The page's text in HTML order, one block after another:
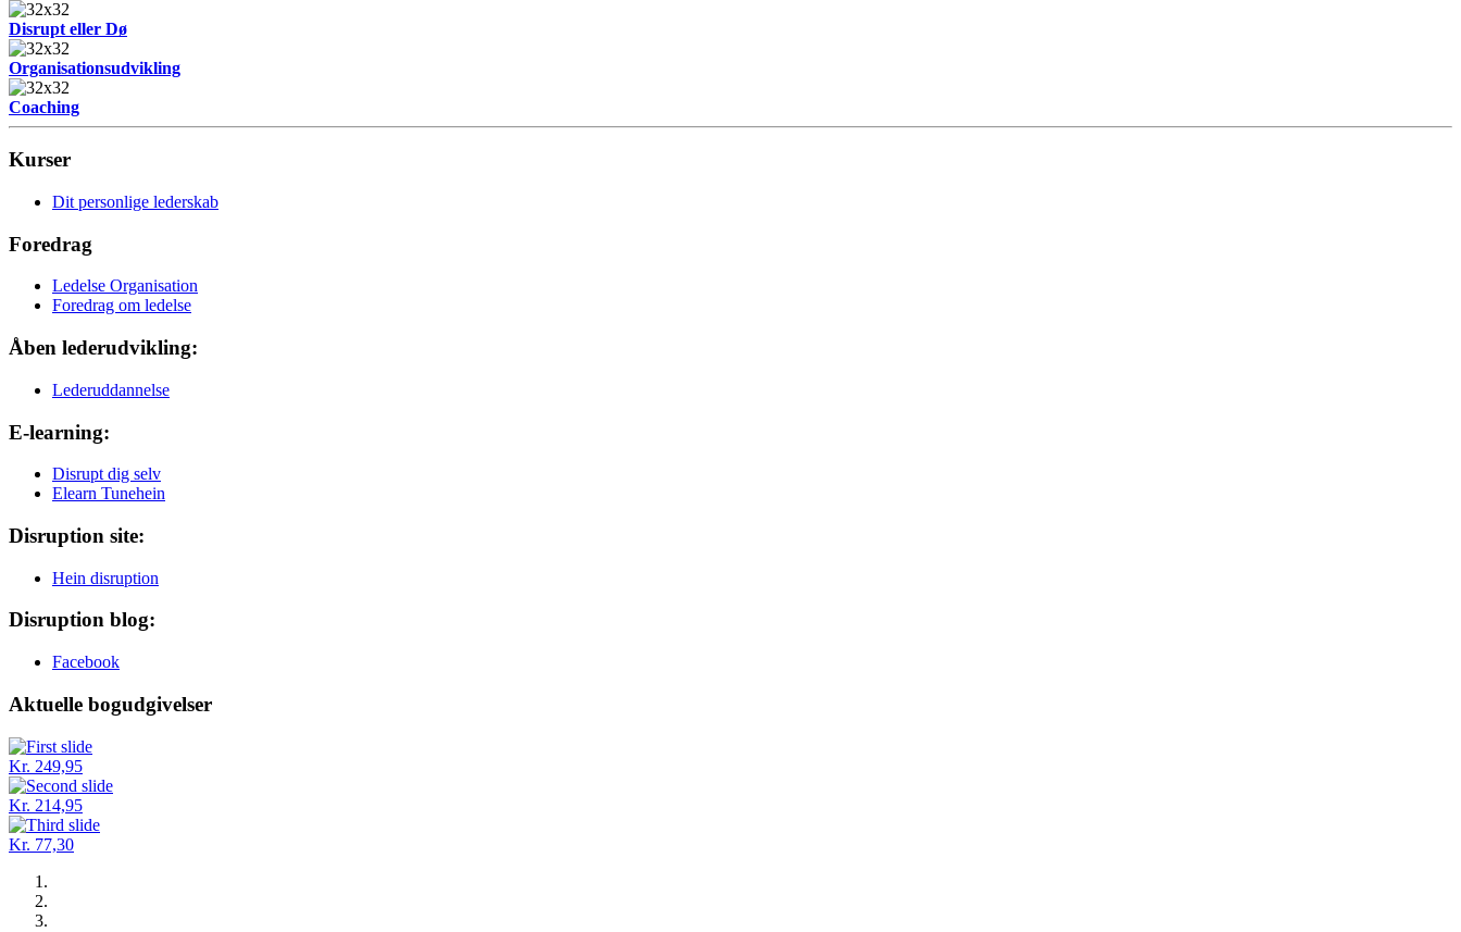
Disrupt eller Dø
Organisationsudvikling
Coaching
Kurser
Dit personlige lederskab
Foredrag
Ledelse Organisation
Foredrag om ledelse
Åben lederudvikling:
Lederuddannelse
E-learning:
Disrupt dig selv
Elearn Tunehein
Disruption site:
Hein disruption
Disruption blog:
Facebook
Aktuelle bogudgivelser
Kr. 249,95
Kr. 214,95
Kr. 77,30